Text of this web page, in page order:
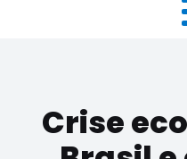
Crise